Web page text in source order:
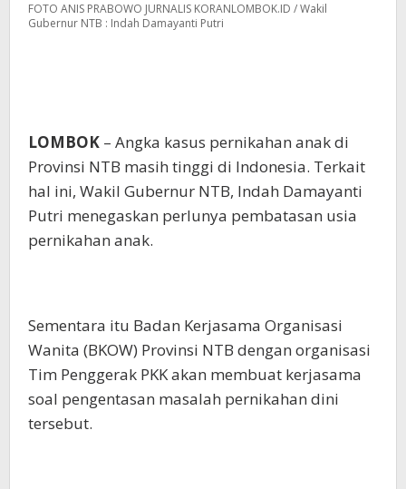
FOTO ANIS PRABOWO JURNALIS KORANLOMBOK.ID / Wakil
Gubernur NTB : Indah Damayanti Putri
LOMBOK – Angka kasus pernikahan anak di
Provinsi NTB masih tinggi di Indonesia. Terkait
hal ini, Wakil Gubernur NTB, Indah Damayanti
Putri menegaskan perlunya pembatasan usia
pernikahan anak.
Sementara itu Badan Kerjasama Organisasi
Wanita (BKOW) Provinsi NTB dengan organisasi
Tim Penggerak PKK akan membuat kerjasama
soal pengentasan masalah pernikahan dini
tersebut.